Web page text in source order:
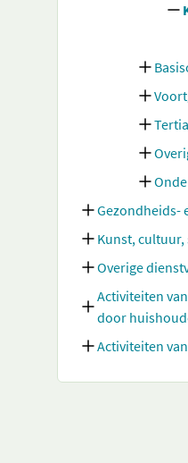
Gezondheids-
Kunst,
Overige
Activiteiten
door
Activiteiten